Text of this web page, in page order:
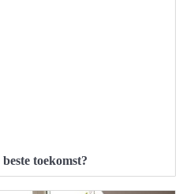
toekomst?